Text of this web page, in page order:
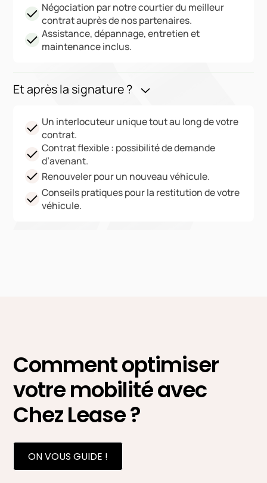
Négociation par notre courtier du meilleur
contrat auprès de nos partenaires.
Assistance, dépannage, entretien et
maintenance inclus.
Et après la signature ?
Un interlocuteur unique tout au long de votre
contrat.
Contrat flexible : possibilité de demande
d’avenant.
Renouveler pour un nouveau véhicule.
Conseils pratiques pour la restitution de votre
véhicule.
Comment optimiser
votre mobilité avec
Chez Lease ?
ON VOUS GUIDE !